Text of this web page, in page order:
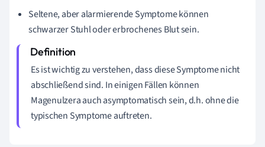
Seltene, aber alarmierende Symptome können
schwarzer Stuhl oder erbrochenes Blut sein.
Es ist wichtig zu verstehen, dass diese Symptome nicht
abschließend sind. In einigen Fällen können
Magenulzera auch asymptomatisch sein, d.h. ohne die
typischen Symptome auftreten.